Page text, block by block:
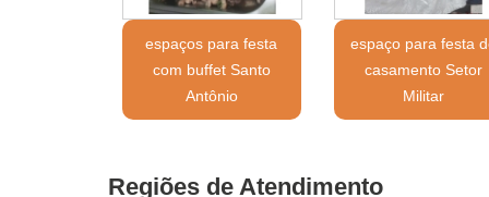
espaços para festa
com buffet Santo
Antônio
espaço para festa
casamento Setor
Militar
Regiões de Atendimento